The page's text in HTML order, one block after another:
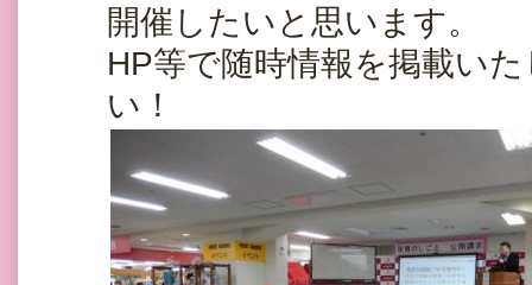
開催したいと思います。
HP等で随時情報を掲載い
い！